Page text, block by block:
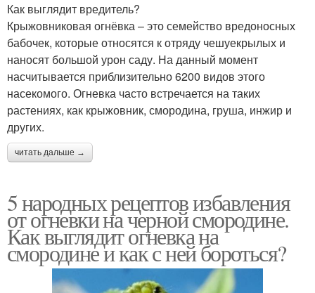
Как выглядит вредитель?
Крыжовниковая огнёвка – это семейство вредоносных
бабочек, которые относятся к отряду чешуекрылых и
наносят большой урон саду. На данный момент
насчитывается приблизительно 6200 видов этого
насекомого. Огневка часто встречается на таких
растениях, как крыжовник, смородина, груша, инжир и
других.
читать дальше →
5 народных рецептов избавления
от огневки на черной смородине.
Как выглядит огневка на
смородине и как с ней бороться?